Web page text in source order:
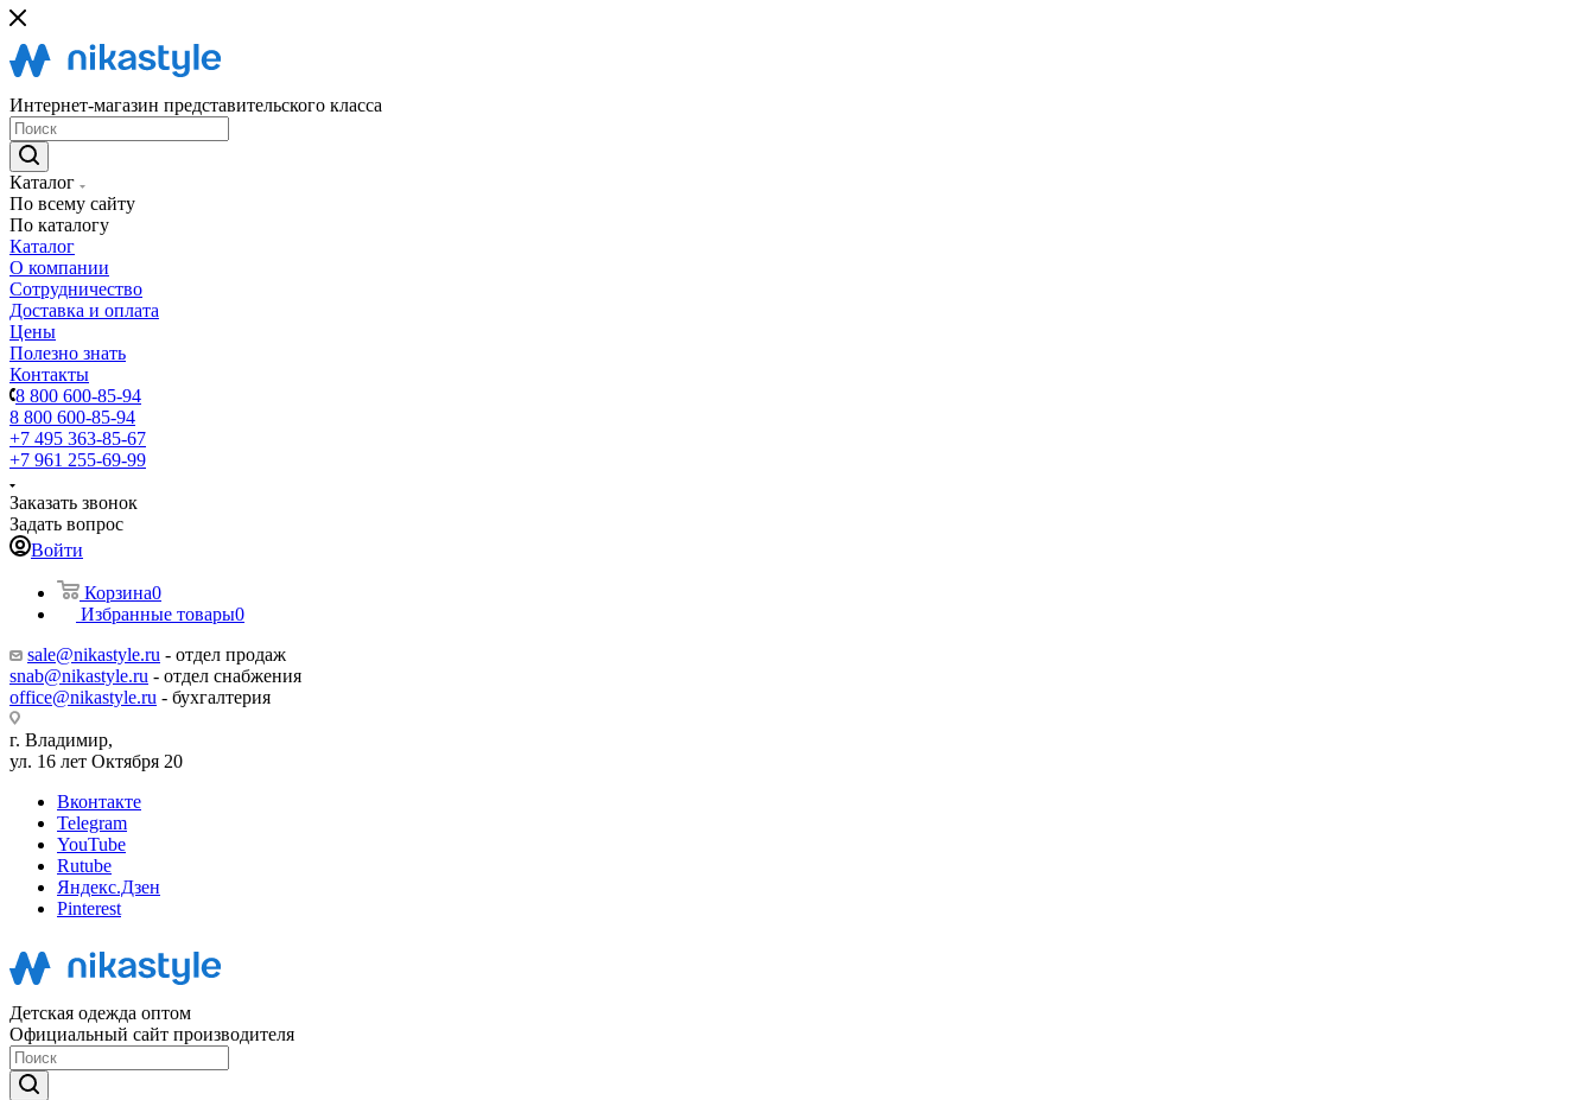
Интернет-магазин представительского класса
Каталог
По всему сайту
По каталогу
Каталог
О компании
Сотрудничество
Доставка и оплата
Цены
Полезно знать
Контакты
8 800 600-85-94
8 800 600-85-94
+7 495 363-85-67
+7 961 255-69-99
Заказать звонок
Задать вопрос
Войти
Корзина0
Избранные товары0
sale@nikastyle.ru - отдел продаж
snab@nikastyle.ru - отдел снабжения
office@nikastyle.ru - бухгалтерия
г. Владимир,
ул. 16 лет Октября 20
Вконтакте
Telegram
YouTube
Rutube
Яндекс.Дзен
Pinterest
Детская одежда оптом
Официальный сайт производителя